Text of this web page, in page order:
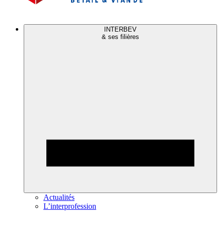
INTERBEV
& ses filières
Actualités
L’interprofession